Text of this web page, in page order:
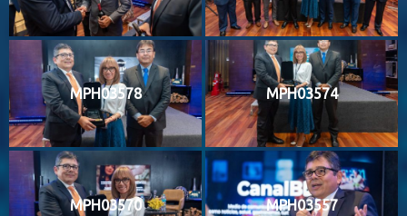
MPH03578 MPH03574
MPH03570 MPH03557